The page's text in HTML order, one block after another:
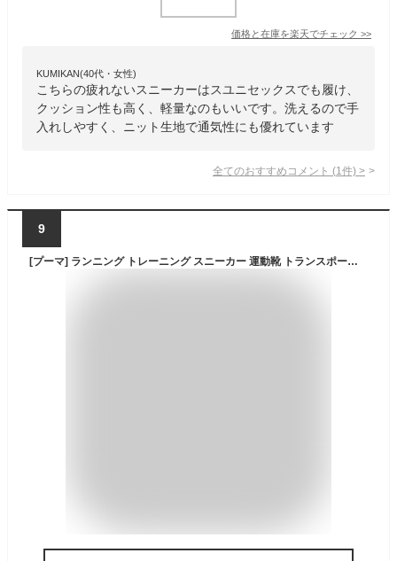
価格と在庫を楽天でチェック >>
KUMIKAN(40代・女性)
こちらの疲れないスニーカーはスユニセックスでも履け、
クッション性も高く、軽量なのもいいです。洗えるので手
入れしやすく、ニット生地で通気性にも優れています
全てのおすすめコメント (1 件) >
9
[プーマ] ランニング トレーニング スニーカー 運動靴 トランスポート 377028 ユニセックス大人 25年春夏カラー プーマ ブラック/プーマ ブラック(05) 23.5 cm